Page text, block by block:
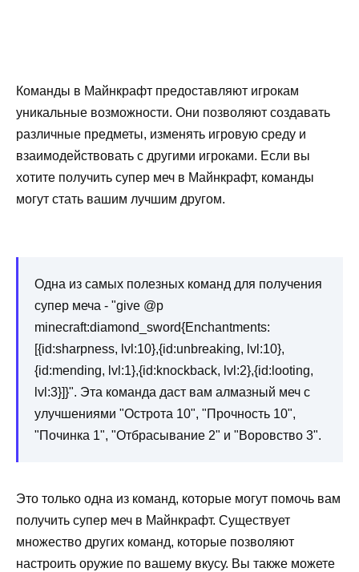
Команды в Майнкрафт предоставляют игрокам
уникальные возможности. Они позволяют создавать
различные предметы, изменять игровую среду и
взаимодействовать с другими игроками. Если вы
хотите получить супер меч в Майнкрафт, команды
могут стать вашим лучшим другом.
Одна из самых полезных команд для получения
супер меча - "give @p
minecraft:diamond_sword{Enchantments:
[{id:sharpness, lvl:10},{id:unbreaking, lvl:10},
{id:mending, lvl:1},{id:knockback, lvl:2},{id:looting,
lvl:3}]}". Эта команда даст вам алмазный меч с
улучшениями "Острота 10", "Прочность 10",
"Починка 1", "Отбрасывание 2" и "Воровство 3".
Это только одна из команд, которые могут помочь вам
получить супер меч в Майнкрафт. Существует
множество других команд, которые позволяют
настроить оружие по вашему вкусу. Вы также можете